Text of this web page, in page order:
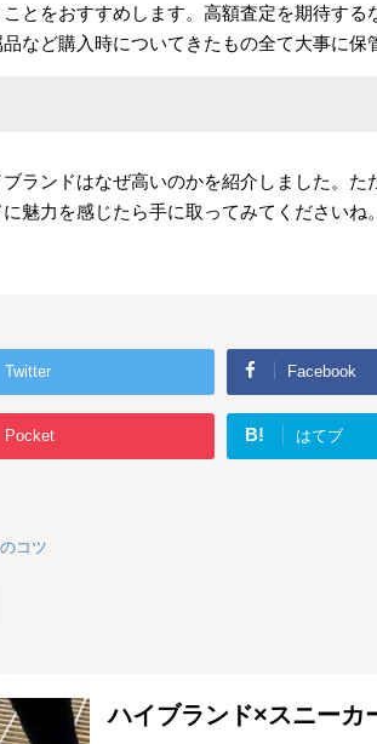
とをおすすめします。高額査定を期待する
など購入時についてきたもの全て大事に保
ランドはなぜ高いのかを紹介しました。
魅力を感じたら手に取ってみてくださいね。
Twitter Facebook
Pocket B! はてブ
コツ
ハイブランド×スニーカ